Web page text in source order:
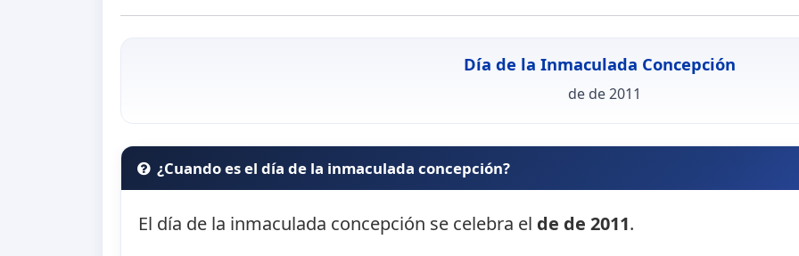
Día de la Inmaculada Concepción
de de 2011
¿Cuando es el día de la inmaculada concepción?
El día de la inmaculada concepción se celebra el de de 2011.